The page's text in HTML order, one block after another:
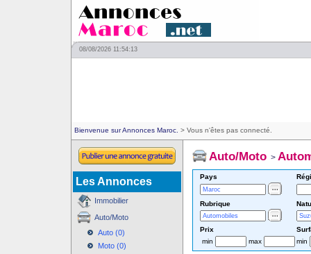
08/08/2026 11:54:13
Bienvenue sur Annonces Maroc. > Vous n'êtes pas connecté.
Les Annonces
Immobilier
Auto/Moto
Auto (0)
Moto (0)
Auto/Moto>
Pays
Rubrique
Prix
min
max min